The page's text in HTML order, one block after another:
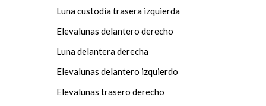
Luna custodia trasera izquierda
Elevalunas delantero derecho
Luna delantera derecha
Elevalunas delantero izquierdo
Elevalunas trasero derecho